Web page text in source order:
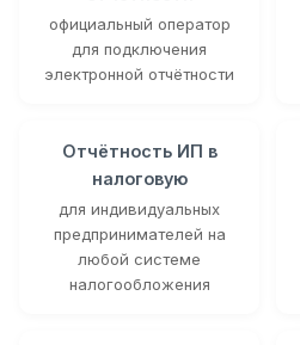
официальный оператор
для подключения
электронной отчётности
Отчётность ИП в
налоговую
для индивидуальных
предпринимателей на
любой системе
налогообложения